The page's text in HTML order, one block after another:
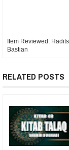
Item Reviewed:
Bastian
RELATED POSTS